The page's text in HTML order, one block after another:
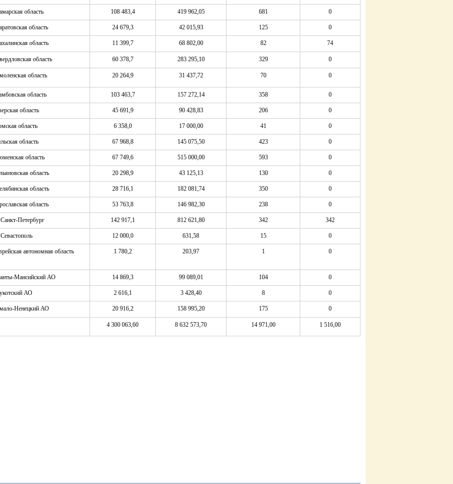
область 108 483,4 419 962,05 681 0
область 24 679,3 42 015,93 125 0
область 11 399,7 68 802,00 82 74
область 60 378,7 283 295,10 329 0
область 20 264,9 31 437,72 70 0
область 103 463,7 157 272,14 358 0
область 45 691,9 90 428,83 206 0
область 6 358,0 17 000,00 41 0
область 67 968,8 145 075,50 423 0
область 67 749,6 515 000,00 593 0
область 20 298,9 43 125,13 130 0
область 28 716,1 182 081,74 350 0
область 53 763,8 146 982,30 238 0
Санкт-Петербург 142 917,1 812 621,80 342 342
Севастополь 12 000,0 631,58 15 0
автономная область 1 780,2 203,97 1 0
Мансийский АО 14 869,3 99 089,01 104 0
АО 2 616,1 3 428,40 8 0
Ненецкий АО 20 916,2 158 995,20 175 0
4 300 063,60 8 632 573,70 14 971,00 1 516,00